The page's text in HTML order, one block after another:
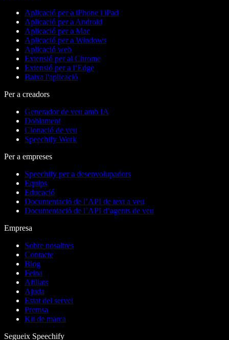
Aplicació per a iPhone i iPad
Aplicació per a Android
Aplicació per a Mac
Aplicació per a Windows
Aplicació web
Extensió per al Chrome
Extensió per a l’Edge
Baixa l'aplicació
Per a creadors
Generador de veu amb IA
Doblament
Clonació de veu
Speechify Work
Per a empreses
Speechify per a desenvolupadors
Equips
Educació
Documentació de l’API de text a veu
Documentació de l’API d’agents de veu
Empresa
Sobre nosaltres
Contacte
Blog
Feina
Afiliats
Ajuda
Estat del servei
Premsa
Kit de marca
Segueix Speechify